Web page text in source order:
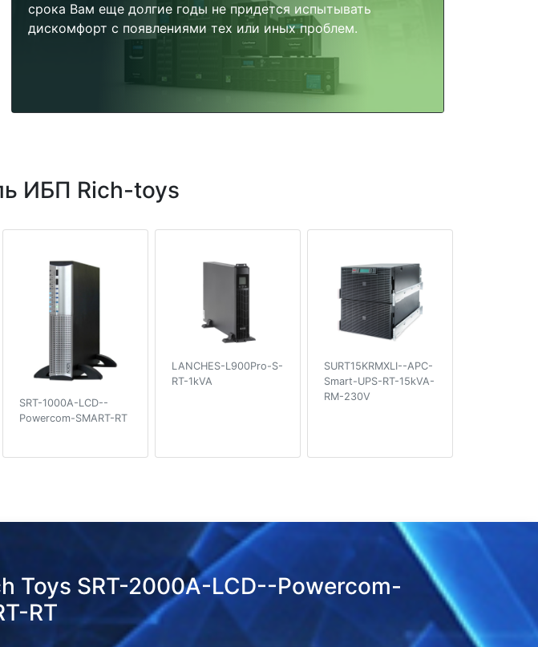
срока Вам еще долгие годы не придется испытывать
дискомфорт с появлениями тех или иных проблем.
ИБП Rich-toys
SRT-1000A-LCD--
Powercom-SMART-RT
LANCHES-L900Pro-S-
RT-1kVA
SURT15KRMXLI--APC-
Smart-UPS-RT-15kVA-
RM-230V
Toys SRT-2000A-LCD--Powercom-
RT